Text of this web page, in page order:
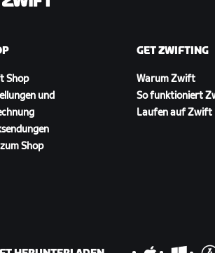
Zwift
Shop
und
Shop
GET ZWIFTING
Warum Zwift
So funktioniert
Laufen auf Zwift